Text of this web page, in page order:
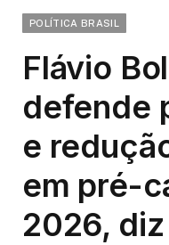
POLÍTICA BRASIL
Flávio
defende
e
em pré-
2026,